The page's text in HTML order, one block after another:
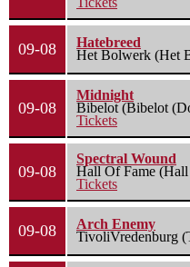
09-08
Hatebreed
Het Bolwerk (Het
09-08
Midnight
Bibelot (Bibelot
Tickets
09-08
Spectral Wound
Hall Of Fame
Tickets
09-08
Arch Enemy
TivoliVredenburg